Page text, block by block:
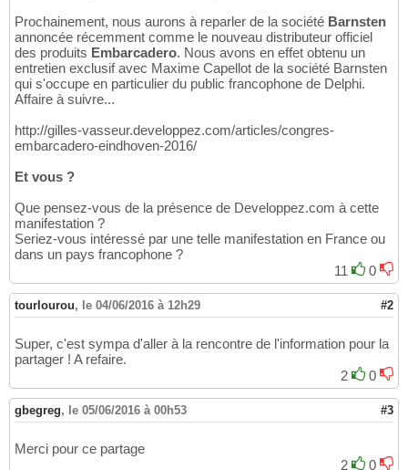
Prochainement, nous aurons à reparler de la société Barnsten
annoncée récemment comme le nouveau distributeur officiel
des produits Embarcadero. Nous avons en effet obtenu un
entretien exclusif avec Maxime Capellot de la société Barnsten
qui s'occupe en particulier du public francophone de Delphi.
Affaire à suivre...
http://gilles-vasseur.developpez.com/articles/congres-
embarcadero-eindhoven-2016/
Et vous ?
Que pensez-vous de la présence de Developpez.com à cette
manifestation ?
Seriez-vous intéressé par une telle manifestation en France ou
dans un pays francophone ?
11
0
tourlourou, le 04/06/2016 à 12h29 #2
Super, c'est sympa d'aller à la rencontre de l'information pour la
partager ! A refaire.
2
0
gbegreg, le 05/06/2016 à 00h53 #3
Merci pour ce partage
2
0